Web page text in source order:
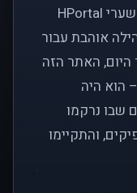
לפני כמעט שני עשורים, פתחנו את שערי HPortal
אוהבת עבור
היום, האתר הזה
הוא היה
שבו נרקמו
והתקיימו